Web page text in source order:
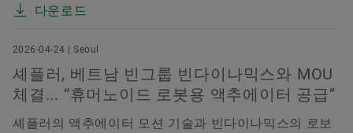
다운로드
2026-04-24 | Seoul
셰플러, 베트남 빈그룹 빈다이나믹스와 MOU
체결... “휴머노이드 로봇용 액추에이터 공급”
셰플러의 액추에이터 모션 기술과 빈다이나믹스의 로보